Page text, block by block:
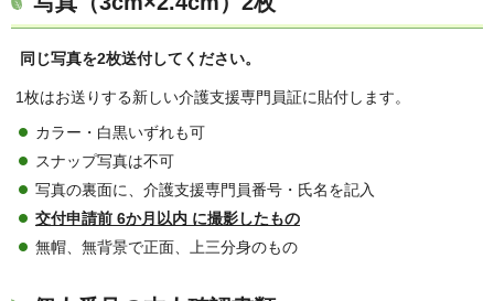
同じ写真を2枚送付してください。
1枚はお送りする新しい介護支援専門員証に貼付します。
カラー・白黒いずれも可
スナップ写真は不可
写真の裏面に、介護支援専門員番号・氏名を記入
交付申請前 6か月以内 に撮影したもの
無帽、無背景で正面、上三分身のもの